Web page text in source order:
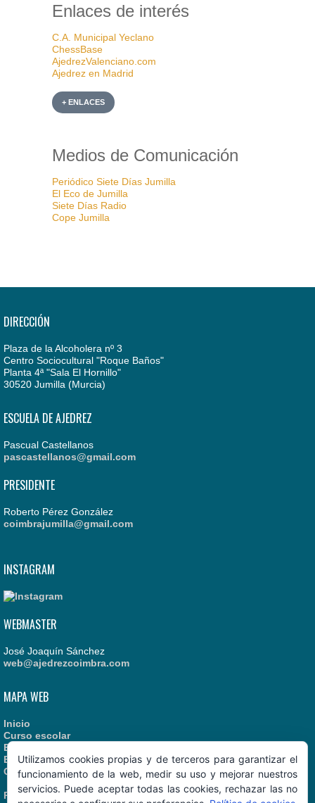
Enlaces de interés
C.A. Municipal Yeclano
ChessBase
AjedrezValenciano.com
Ajedrez en Madrid
+ ENLACES
Medios de Comunicación
Periódico Siete Días Jumilla
El Eco de Jumilla
Siete Días Radio
Cope Jumilla
DIRECCIÓN
Plaza de la Alcoholera nº 3
Centro Sociocultural "Roque Baños"
Planta 4ª "Sala El Hornillo"
30520 Jumilla (Murcia)
ESCUELA DE AJEDREZ
Pascual Castellanos
pascastellanos@gmail.com
PRESIDENTE
Roberto Pérez González
coimbrajumilla@gmail.com
INSTAGRAM
WEBMASTER
José Joaquín Sánchez
web@ajedrezcoimbra.com
MAPA WEB
Inicio
Curso escolar
Estatutos
Enlaces recomendados
Contacto
Política de Cookies
Utilizamos cookies propias y de terceros para garantizar el
funcionamiento de la web, medir su uso y mejorar nuestros
servicios. Puede aceptar todas las cookies, rechazar las no